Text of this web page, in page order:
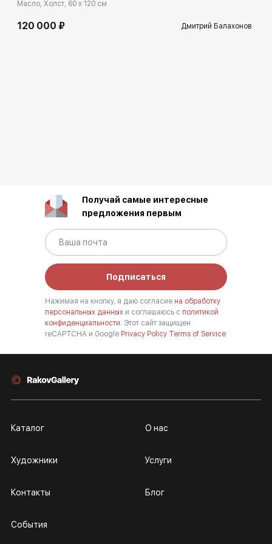
Масло, Холст, 60 x 120 см
120 000 ₽ Дмитрий Балахонов
Получай самые интересные
предложения первым
Подписаться
Нажимая на кнопку, я даю согласие на обработку
персональных данных и соглашаюсь с политикой
конфиденциальности. Этот сайт защищен
reCAPTCHA и Google Privacy Policy Terms of Service
Каталог
Художники
Контакты
События
О нас
Услуги
Блог